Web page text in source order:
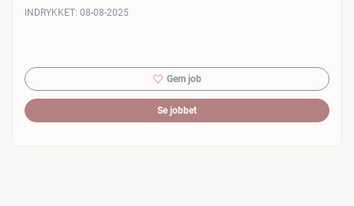
INDRYKKET: 08-08-2025
Gem job
Se jobbet